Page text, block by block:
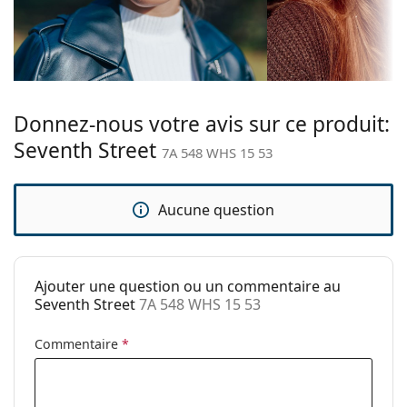
lunettessi vous avez besoin d'aide pour choisir.
Ceci est un dispositif médical. Lisez le mode d'emploi
avant l'utilisation.
cadre:
Matériau cadre:
Plastique
Taille:
S
Largeur des
verres:
124 mm
Longueur des
branches:
140 mm
pont:
15 mm
Poids:
100 g
nez ajustables:
Non
Accessoires
Donnez-nous votre avis sur ce produit:
Seventh Street 7A 548 WHS 15 53
Aucune question
Ajouter une question ou un commentaire au
Seventh Street7A 548 WHS 15 53
Commentaire *